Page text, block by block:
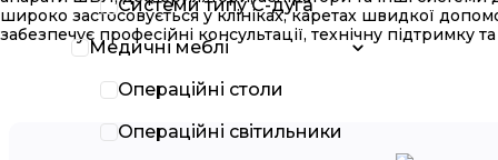
Системи типу С-дуга
Медичні меблі
Операційні столи
Операційні світильники
широко застосовується у клініках, каретах швидкої
забезпечує професійні консультації, технічну підтримку